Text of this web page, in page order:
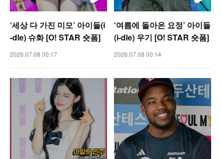
‘세상 다 가진 미모’ 아이들(i
-dle) 슈화 [O! STAR 숏폼]
2026.07.08 00:17
‘여름에 돌아온 요정’ 아이들
(i-dle) 우기 [O! STAR 숏폼]
2026.07.08 00:14